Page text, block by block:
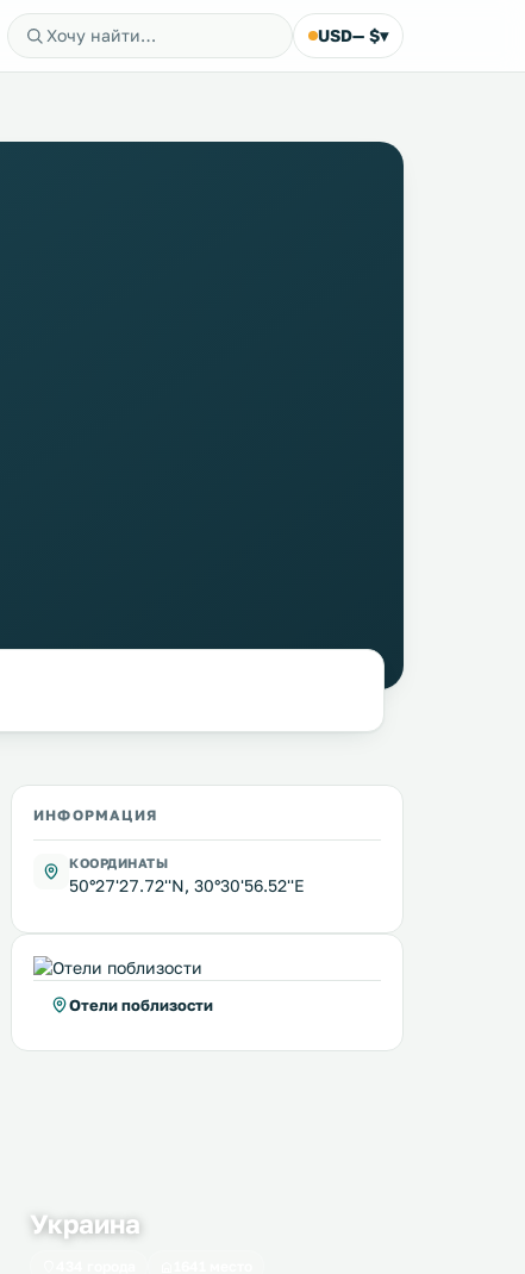
USD— $▾
ИНФОРМАЦИЯ
КООРДИНАТЫ
50°27'27.72''N, 30°30'56.52''E
Отели поблизости
Украина